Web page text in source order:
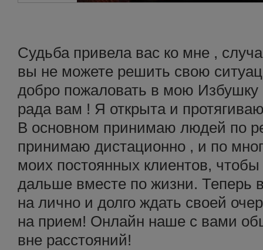
Судьба привела вас ко мне ,
вы не можете решить свою
добро пожаловать в мою Избушку
рада вам ! Я открыта и
В основном принимаю людей по
принимаю дистационно , и по
моих постоянных клиентов,
дальше вместе по жизни. Теперь
на лично и долго ждать своей
на прием! Онлайн наше с вами
вне расстояний!